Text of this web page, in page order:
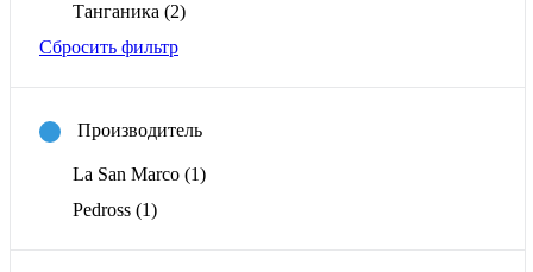
Танганика (2)
Сбросить фильтр
Производитель
La San Marco (1)
Pedross (1)